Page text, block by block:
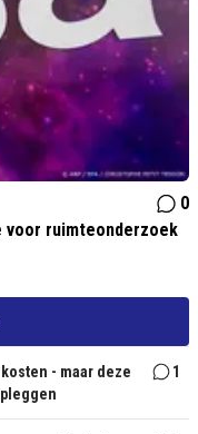
0
voor ruimteonderzoek
- maar deze
1